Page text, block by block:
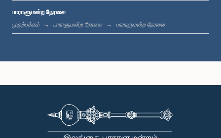
பி.ப. 1:33 - பி.ப. 1:39
பி.ப. 1:50 - பி.ப. 1:59
பாராளுமன்ற நேரலை
முதற்பக்கம் பாராளுமன்ற நேரலை பாராளுமன்ற நேரலை